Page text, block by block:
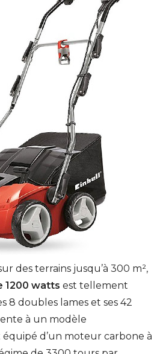
des terrains jusqu’à 300 m²,
1200 watts est tellement
8 doubles lames et ses 42
à un modèle
équipé d’un moteur carbone à